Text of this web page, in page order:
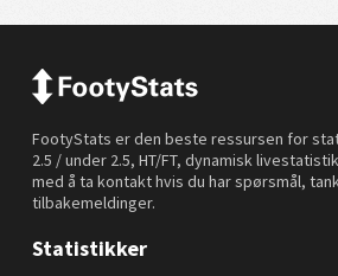
FootyStats er den beste ressursen for
2.5 / under 2.5, HT/FT, dynamisk
med å ta kontakt hvis du har spørsmål,
tilbakemeldinger.
Statistikker